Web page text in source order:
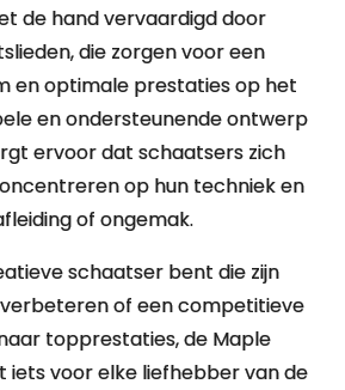
de hand vervaardigd door
die zorgen voor een
en optimale prestaties op het
en ondersteunende ontwerp
ervoor dat schaatsers zich
op hun techniek en
of ongemak.
schaatser bent die zijn
of een competitieve
topprestaties, de Maple
iets voor elke liefhebber van de